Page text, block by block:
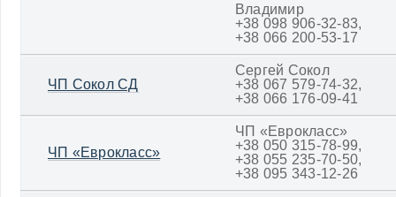
Владимир
+38 098 906-32-83,
+38 066 200-53-17
ЧП Сокол СД
Сергей Сокол
+38 067 579-74-32,
+38 066 176-09-41
ЧП «Еврокласс»
ЧП «Еврокласс»
+38 050 315-78-99,
+38 055 235-70-50,
+38 095 343-12-26